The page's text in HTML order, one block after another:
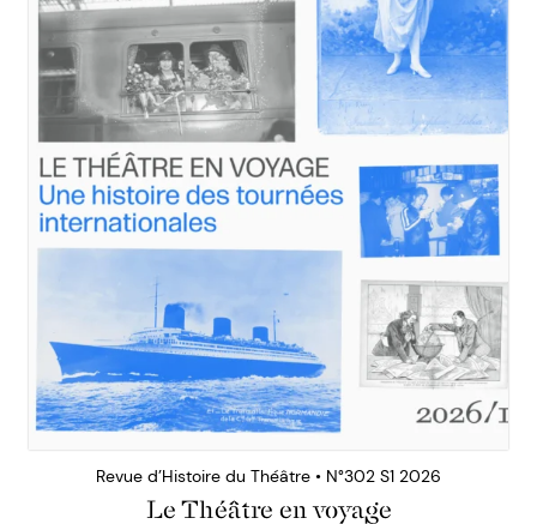
Revue d’Histoire du Théâtre • N°302 S1 2026
Le Théâtre en voyage